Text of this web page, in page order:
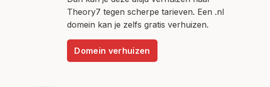
Theory7 tegen scherpe tarieven. Een .nl
domein kan je zelfs gratis verhuizen.
Domein verhuizen